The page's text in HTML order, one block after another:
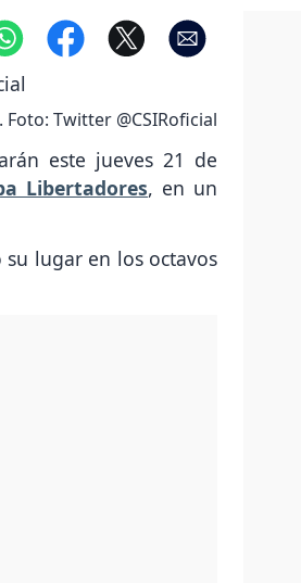
Twitter @CSIRoficial
este jueves 21 de
Libertadores, en un
lugar en los octavos